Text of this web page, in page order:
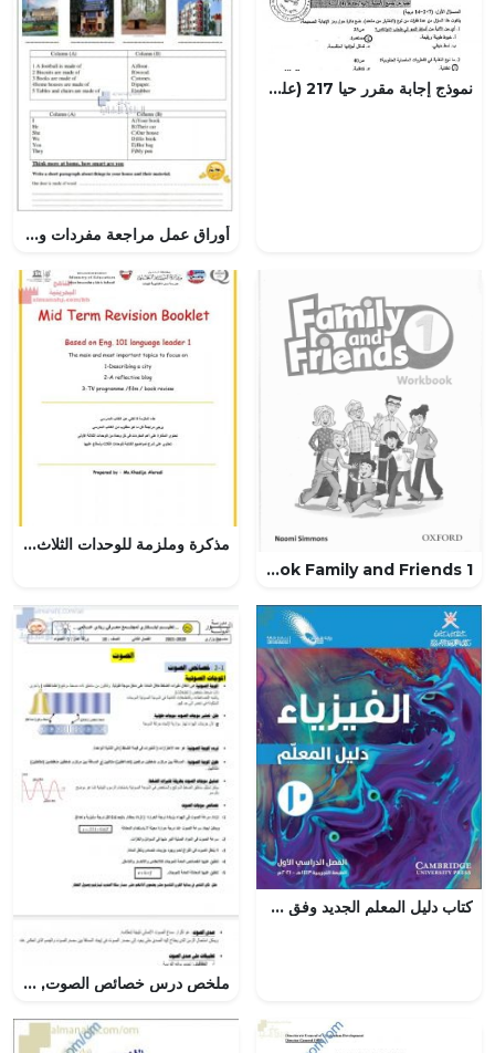
نموذج إجابة مقرر حيا 217 (علوم) مرحلة ثانوية
أوراق عمل مراجعة مفردات وقواعد الوحدة الأولى, (لغة انجليزية) الخامس
Workbook Family and Friends 1 – المنهاج السعودي
مذكرة وملزمة للوحدات الثلاث الأولى من الكتاب (لغة انجليزية) الأول الثانوي
كتاب دليل المعلم الجديد وفق منهج كامبردج (نسخة) (فيزياء) العاشر
ملخص درس خصائص الصوت, (فيزياء) العاشر المتقدم